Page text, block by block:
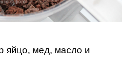
яйцо, мед, масло и